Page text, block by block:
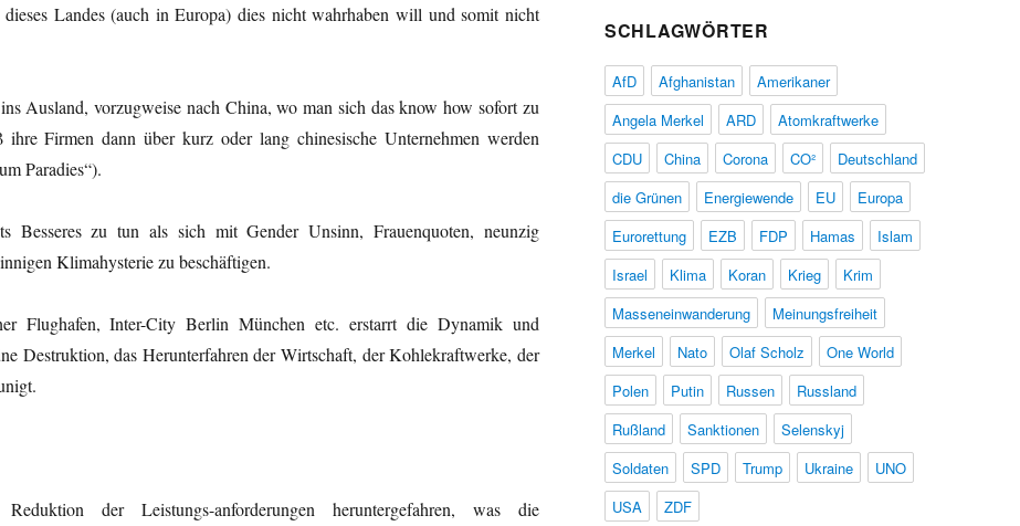
Landes (auch in Europa) dies nicht wahrhaben will und somit nicht
Ausland, vorzugweise nach China, wo man sich das know how sofort zu
Firmen dann über kurz oder lang chinesische Unternehmen werden
Paradies“).
zu tun als sich mit Gender Unsinn, Frauenquoten, neunzig
Klimahysterie zu beschäftigen.
Flughafen, Inter-City Berlin München etc. erstarrt die Dynamik und
Destruktion, das Herunterfahren der Wirtschaft, der Kohlekraftwerke, der
der Leistungs-anforderungen heruntergefahren, was die
SCHLAGWÖRTER
AfD Afghanistan
Amerikaner
Angela Merkel
ARD
Atomkraftwerke
CDU
China Corona CO²
Deutschland
die Grünen
Energiewende EU
Europa
Eurorettung
EZB FDP Hamas
Islam
Israel
Klima Koran Krieg
Krim
Masseneinwanderung
Meinungsfreiheit
Merkel
Nato Olaf Scholz
One World
Polen
Putin Russen
Russland
Rußland
Sanktionen
Selenskyj
Soldaten
SPD Trump Ukraine
UNO
USA
ZDF